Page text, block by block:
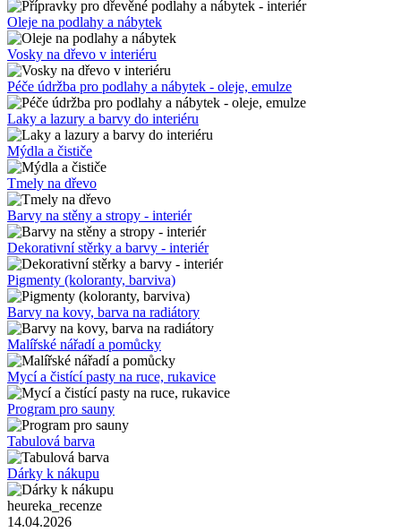
Oleje na podlahy a nábytek
Vosky na dřevo v interiéru
Péče údržba pro podlahy a nábytek - oleje, emulze
Laky a lazury a barvy do interiéru
Mýdla a čističe
Tmely na dřevo
Barvy na stěny a stropy - interiér
Dekorativní stěrky a barvy - interiér
Pigmenty (koloranty, barviva)
Barvy na kovy, barva na radiátory
Malířské nářadí a pomůcky
Mycí a čistící pasty na ruce, rukavice
Program pro sauny
Tabulová barva
Dárky k nákupu
heureka_recenze
14.04.2026